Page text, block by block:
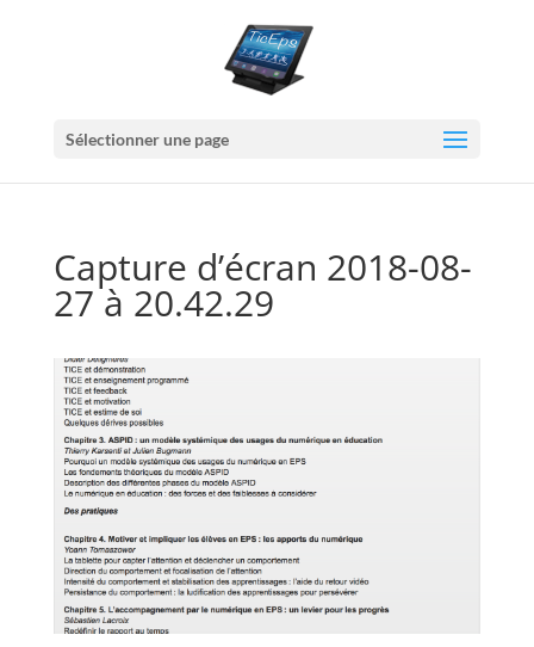
Sélectionner une page
Capture d’écran 2018-08-
27 à 20.42.29